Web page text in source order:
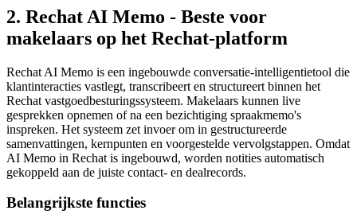
2. Rechat AI Memo - Beste voor
makelaars op het Rechat-platform
Rechat AI Memo is een ingebouwde conversatie-intelligentietool die
klantinteracties vastlegt, transcribeert en structureert binnen het
Rechat vastgoedbesturingssysteem. Makelaars kunnen live
gesprekken opnemen of na een bezichtiging spraakmemo's
inspreken. Het systeem zet invoer om in gestructureerde
samenvattingen, kernpunten en voorgestelde vervolgstappen. Omdat
AI Memo in Rechat is ingebouwd, worden notities automatisch
gekoppeld aan de juiste contact- en dealrecords.
Belangrijkste functies